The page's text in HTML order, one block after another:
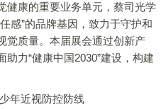
康的重要业务单元，蔡司光学
感”的品牌基因，致力于守护和
觉质量。本届展会通过创新产
力“健康中国2030”建设，构建
年近视防控防线